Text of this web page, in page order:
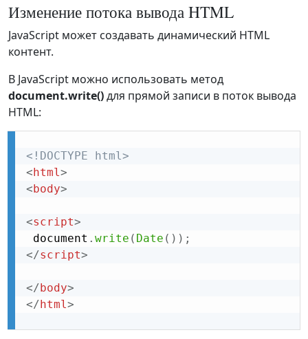
Изменение потока вывода HTML
JavaScript может создавать динамический HTML
контент.
В JavaScript можно использовать метод
document.write()для прямой записи в поток вывода
HTML:
<!DOCTYPE html>
< html>
< body>
<script>
document . write ( Date ( ) ) ;
</script>
</ body>
</ html>